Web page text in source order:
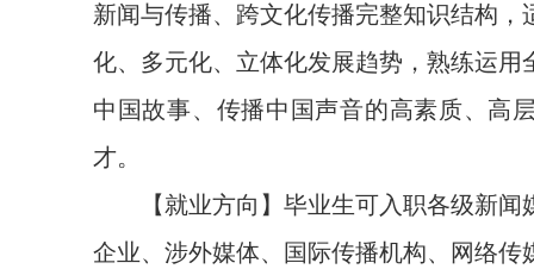
新闻与传播、跨文化传播完整知识结构，
化、多元化、立体化发展趋势，熟练运用
中国故事、传播中国声音的高素质、高
才。
【就业方向】毕业生可入职各级新
企业、涉外媒体、国际传播机构、网络传